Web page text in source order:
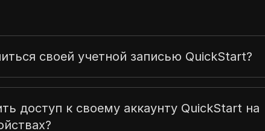
своей учетной записью QuickStart?
доступ к своему аккаунту QuickStart на